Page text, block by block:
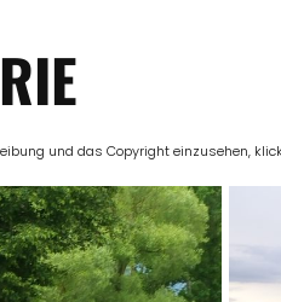
und das Copyright einzusehen,